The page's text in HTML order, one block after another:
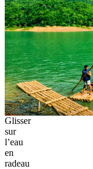
Glisser
sur
l’eau
en
radeau